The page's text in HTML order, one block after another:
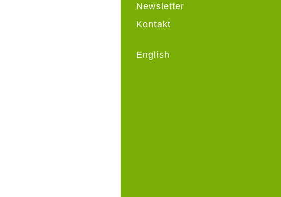
Newsletter
Kontakt
English